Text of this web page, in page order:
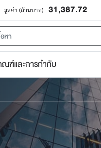
มูลค่า (ล้านบาท) 31,387.72
ณฑ์และการกำกับ